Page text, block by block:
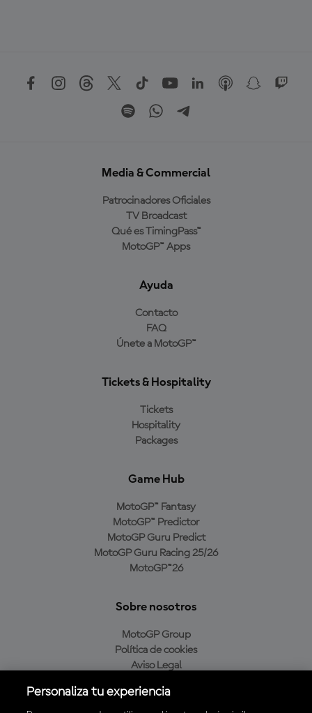
Media & Commercial
Patrocinadores Oficiales
TV Broadcast
Qué es TimingPass™
MotoGP™ Apps
Ayuda
Contacto
FAQ
Únete a MotoGP™
Tickets & Hospitality
Tickets
Hospitality
Packages
Game Hub
MotoGP™ Fantasy
MotoGP™ Predictor
MotoGP Guru Predict
MotoGP Guru Racing 25/26
MotoGP™26
Sobre nosotros
MotoGP Group
Política de cookies
Aviso Legal
Política de compra
Personaliza tu experiencia